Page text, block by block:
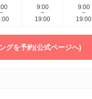
~
9:00
~
19:00
9:00
~
19:00
グを予約(公式ページへ)